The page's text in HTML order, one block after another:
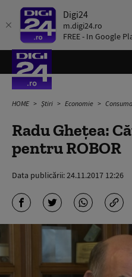
Digi24
m.digi24.ro
FREE - In Google
HOME Știri Economie
Radu Ghețea:
pentru ROBOR
Data publicării:24.11.2017 12:26